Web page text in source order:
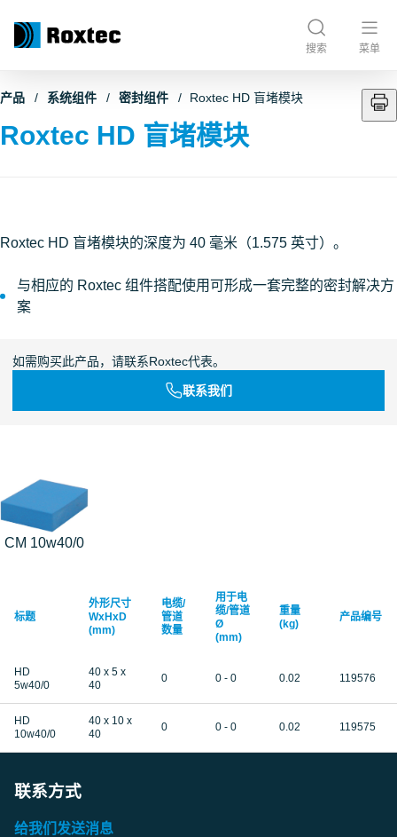
搜索 菜单
产品 系统组件 密封组件 Roxtec HD 盲堵模块
Roxtec HD 盲堵模块
Roxtec HD 盲堵模块的深度为 40 毫米（1.575 英寸）。
与相应的 Roxtec 组件搭配使用可形成一套完整的密封解决方
案
如需购买此产品，请联系Roxtec代表。
联系我们
CM 10w40/0
标题
外形尺寸
WxHxD
(mm)
电缆/
管道
数量
用于电
缆/管道
Ø
(mm)
重量
(kg)
产品编号
HD
5w40/0
40 x 5 x
40
0 0 - 0 0.02 119576
HD
10w40/0
40 x 10 x
40
0 0 - 0 0.02 119575
联系方式
给我们发送消息